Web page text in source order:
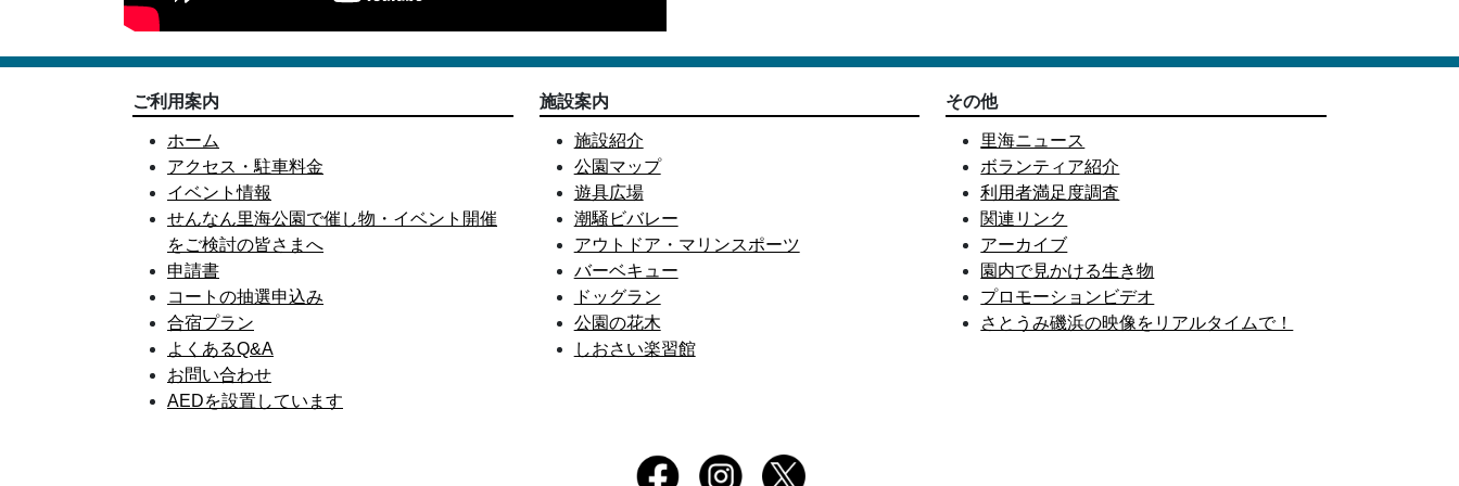
ご利用案内
ホーム
アクセス・駐車料金
イベント情報
せんなん里海公園で催し物・イベント開催
をご検討の皆さまへ
申請書
コートの抽選申込み
合宿プラン
よくあるQ&A
お問い合わせ
AEDを設置しています
施設案内
施設紹介
公園マップ
遊具広場
潮騒ビバレー
アウトドア・マリンスポーツ
バーベキュー
ドッグラン
公園の花木
しおさい楽習館
その他
里海ニュース
ボランティア紹介
利用者満足度調査
関連リンク
アーカイブ
園内で見かける生き物
プロモーションビデオ
さとうみ磯浜の映像をリアルタイムで！